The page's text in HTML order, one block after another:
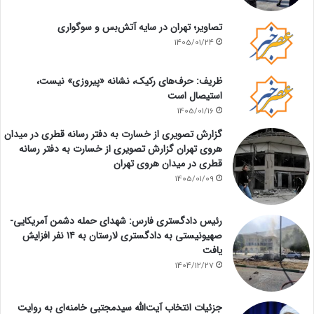
تصاویر؛ تهران در سایه آتش‌بس و سوگواری
1405/01/24
ظریف: حرف‌های رکیک، نشانه «پیروزی» نیست،
استیصال است
1405/01/16
گزارش تصویری از خسارت به دفتر رسانه قطری در میدان
هروی تهران گزارش تصویری از خسارت به دفتر رسانه
قطری در میدان هروی تهران
1405/01/09
رئیس دادگستری فارس: شهدای حمله دشمن آمریکایی-
صهیونیستی به دادگستری لارستان به ۱۴ نفر افزایش
یافت
1404/12/27
جزئیات انتخاب آیت‌الله سیدمجتبی خامنه‌ای به روایت